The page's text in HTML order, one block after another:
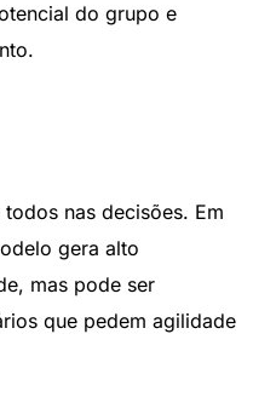
do grupo e
nas decisões. Em
gera alto
mas pode ser
que pedem agilidade